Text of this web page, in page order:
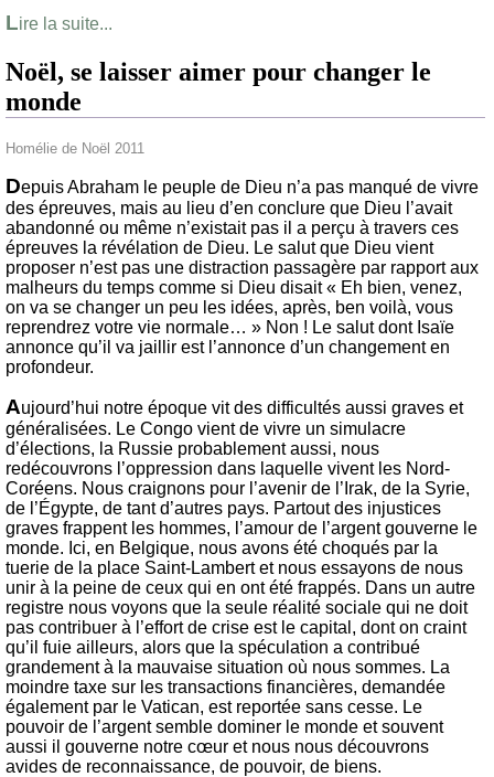
Lire la suite...
Noël, se laisser aimer pour changer le
monde
Homélie de Noël 2011
Depuis Abraham le peuple de Dieu n’a pas manqué de vivre
des épreuves, mais au lieu d’en conclure que Dieu l’avait
abandonné ou même n’existait pas il a perçu à travers ces
épreuves la révélation de Dieu. Le salut que Dieu vient
proposer n’est pas une distraction passagère par rapport aux
malheurs du temps comme si Dieu disait « Eh bien, venez,
on va se changer un peu les idées, après, ben voilà, vous
reprendrez votre vie normale… » Non ! Le salut dont Isaïe
annonce qu’il va jaillir est l’annonce d’un changement en
profondeur.
Aujourd’hui notre époque vit des difficultés aussi graves et
généralisées. Le Congo vient de vivre un simulacre
d’élections, la Russie probablement aussi, nous
redécouvrons l’oppression dans laquelle vivent les Nord-
Coréens. Nous craignons pour l’avenir de l’Irak, de la Syrie,
de l’Égypte, de tant d’autres pays. Partout des injustices
graves frappent les hommes, l’amour de l’argent gouverne le
monde. Ici, en Belgique, nous avons été choqués par la
tuerie de la place Saint-Lambert et nous essayons de nous
unir à la peine de ceux qui en ont été frappés. Dans un autre
registre nous voyons que la seule réalité sociale qui ne doit
pas contribuer à l’effort de crise est le capital, dont on craint
qu’il fuie ailleurs, alors que la spéculation a contribué
grandement à la mauvaise situation où nous sommes. La
moindre taxe sur les transactions financières, demandée
également par le Vatican, est reportée sans cesse. Le
pouvoir de l’argent semble dominer le monde et souvent
aussi il gouverne notre cœur et nous nous découvrons
avides de reconnaissance, de pouvoir, de biens.